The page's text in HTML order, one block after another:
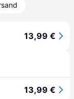
13,99 €
13,99 €